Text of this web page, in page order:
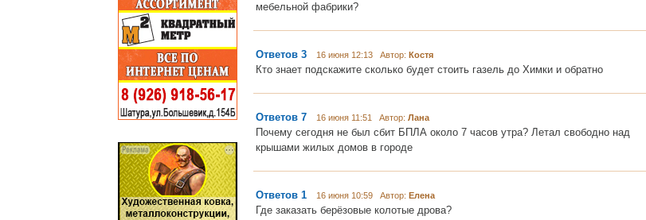
мебельной фабрики?
Ответов 316 июня 12:13 Автор: Костя
Кто знает подскажите сколько будет стоить газель до Химки и обратно
Ответов 716 июня 11:51 Автор: Лана
Почему сегодня не был сбит БПЛА около 7 часов утра? Летал свободно над
крышами жилых домов в городе
Ответов 116 июня 10:59 Автор: Елена
Где заказать берёзовые колотые дрова?